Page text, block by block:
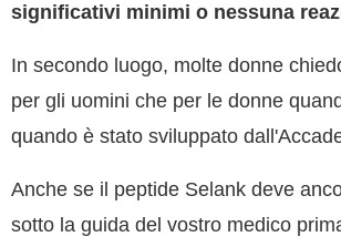
significativi minimi o nessuna
In secondo luogo, molte donne
per gli uomini che per le donne
quando è stato sviluppato
Anche se il peptide Selank deve
sotto la guida del vostro medico